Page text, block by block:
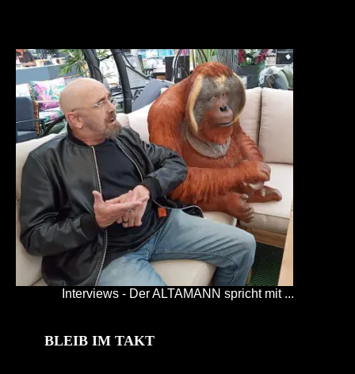
Interviews - Der ALTAMANN spricht mit ...
BLEIB IM TAKT